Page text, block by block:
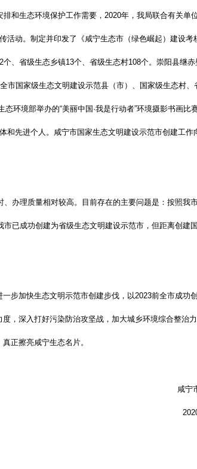
和生态环境保护工作需要，2020年，我局联合有关单
活动。制定并印发了《咸宁生态市（绿色崛起）建设考
、省级生态乡镇13个、省级生态村108个。崇阳县继赤
市国家级生态文明建设示范县（市）、国家级生态村、
环境部举办的“美丽中国·我是行动者”环境摄影书画比
先进个人。咸宁市国家生态文明建设示范市创建工作
办理质量相对较高。目前存在的主要问题是：按照我
已成功创建为省级生态文明建设示范市，但距离创建
一步加快生态文明示范市创建步伐， 以2023前全市成功
，深入打好污染防治攻坚战，加大城乡环境综合整治
正擦亮咸宁生态名片。
咸宁